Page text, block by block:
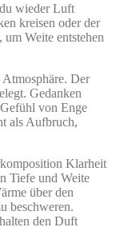
wieder Luft
kreisen oder der
Weite entstehen
Der
Gedanken
von Enge
als Aufbruch,
Klarheit
Tiefe und Weite
über den
beschweren.
den Duft